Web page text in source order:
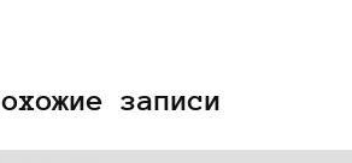
записи